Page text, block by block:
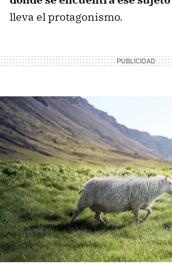
lleva el protagonismo.